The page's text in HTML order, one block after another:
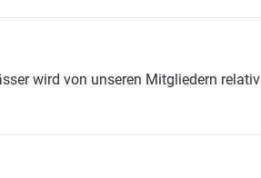
wird von unseren Mitgliedern relativ